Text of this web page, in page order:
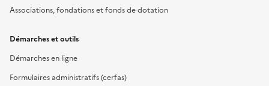
Associations, fondations et fonds de dotation
Démarches et outils
Démarches en ligne
Formulaires administratifs (cerfas)